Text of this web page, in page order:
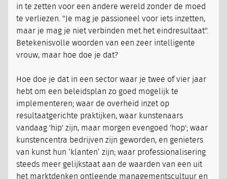
in te zetten voor een andere wereld zonder de moed
te verliezen. "Je mag je passioneel voor iets inzetten,
maar je mag je niet verbinden met het eindresultaat".
Betekenisvolle woorden van een zeer intelligente
vrouw, maar hoe doe je dat?
Hoe doe je dat in een sector waar je twee of vier jaar
hebt om een beleidsplan zo goed mogelijk te
implementeren; waar de overheid inzet op
resultaatgerichte praktijken, waar kunstenaars
vandaag 'hip' zijn, maar morgen evengoed 'hop'; waar
kunstencentra bedrijven zijn geworden, en genieters
van kunst hun ‘klanten’ zijn; waar professionalisering
steeds meer gelijkstaat aan de waarden van een uit
het marktdenken ontleende managementscultuur en